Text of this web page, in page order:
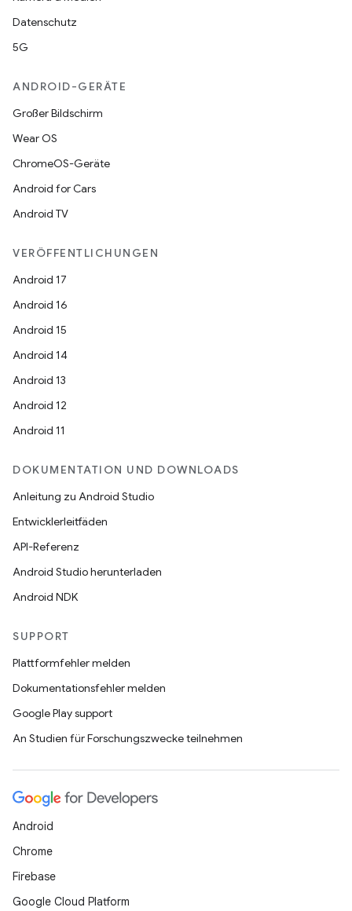
Datenschutz
5G
ANDROID-GERÄTE
Großer Bildschirm
Wear OS
ChromeOS-Geräte
Android for Cars
Android TV
VERÖFFENTLICHUNGEN
Android 17
Android 16
Android 15
Android 14
Android 13
Android 12
Android 11
DOKUMENTATION UND DOWNLOADS
Anleitung zu Android Studio
Entwicklerleitfäden
API-Referenz
Android Studio herunterladen
Android NDK
SUPPORT
Plattformfehler melden
Dokumentationsfehler melden
Google Play support
An Studien für Forschungszwecke teilnehmen
Android
Chrome
Firebase
Google Cloud Platform